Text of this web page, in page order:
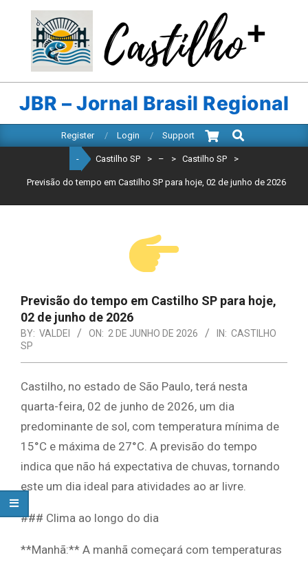
content
CASTILHO
SP
JBR – Jornal Brasil Regional
Navigation
Register Login Support
Search
- Castilho SP > – > Castilho SP >
Previsão do tempo em Castilho SP para hoje, 02 de junho de 2026
Previsão do tempo em Castilho SP para hoje,
02 de junho de 2026
BY: VALDEI ON: 2 DE JUNHO DE 2026 IN: CASTILHO
SP
Castilho, no estado de São Paulo, terá nesta
quarta-feira, 02 de junho de 2026, um dia
predominante de sol, com temperatura mínima de
15°C e máxima de 27°C. A previsão do tempo
indica que não há expectativa de chuvas, tornando
este um dia ideal para atividades ao ar livre.
### Clima ao longo do dia
**Manhã:** A manhã começará com temperaturas